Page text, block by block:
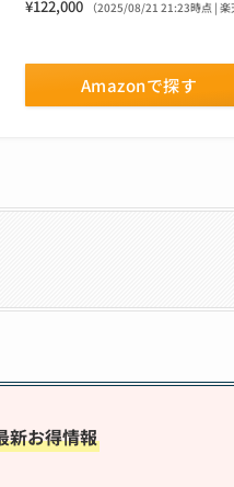
¥122,000 （2025/08/21 21:23時点 | 楽
Amazonで探す
新お得情報